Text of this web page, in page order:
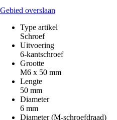
Gebied overslaan
Type artikel
Schroef
Uitvoering
6-kantschroef
Grootte
M6 x 50 mm
Lengte
50 mm
Diameter
6 mm
Diameter (M-schroefdraad)